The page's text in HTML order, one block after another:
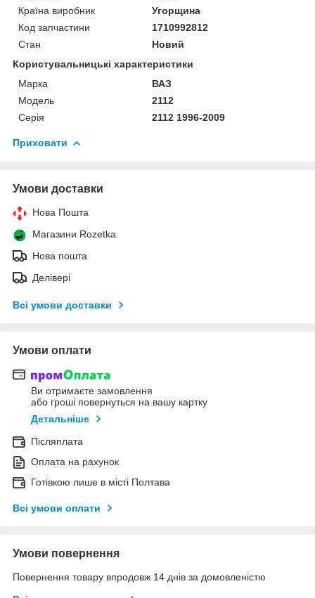
Країна виробник
Угорщина
Код запчастини
1710992812
Стан
Новий
Користувальницькі характеристики
Марка
ВАЗ
Модель
2112
Серія
2112 1996-2009
Приховати
Умови доставки
Нова Пошта
Магазини Rozetka
Нова пошта
Делівері
Всі умови доставки
Умови оплати
Ви отримаєте замовлення
або гроші повернуться на вашу картку
Детальніше
Післяплата
Оплата на рахунок
Готівкою лише в місті Полтава
Всі умови оплати
Умови повернення
Повернення товару впродовж 14 днів за домовленістю